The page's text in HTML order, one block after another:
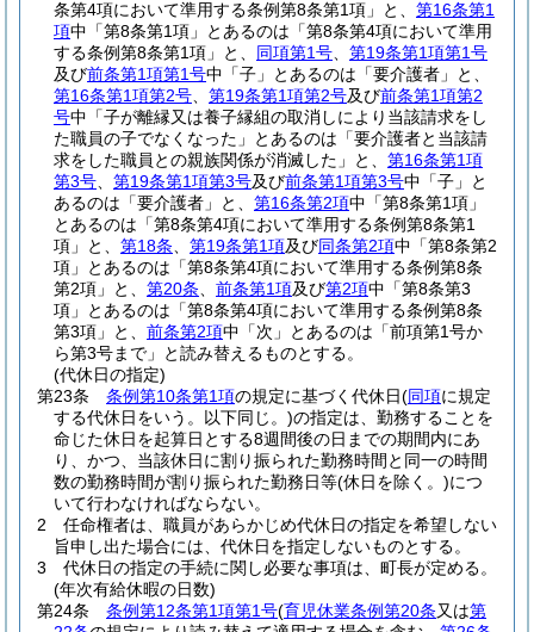
条第4項において準用する条例第8条第1項」と、 第16条第1
項中「第8条第1項」とあるのは「第8条第4項において準用
する条例第8条第1項」と、 同項第1号
第19条第1項第1号
及び前条第1項第1号中「子」とあるのは「要介護者」と、
第16条第1項第2号
第19条第1項第2号及び前条第1項第2
号中「子が離縁又は養子縁組の取消しにより当該請求をし
た職員の子でなくなった」とあるのは「要介護者と当該請
求をした職員との親族関係が消滅した」と、 第16条第1項
第3号
第19条第1項第3号及び前条第1項第3号中「子」と
あるのは「要介護者」と、 第16条第2項中「第8条第1項」
とあるのは「第8条第4項において準用する条例第8条第1
項」と、 第18条 第19条第1項及び同条第2項中「第8条第2
項」とあるのは「第8条第4項において準用する条例第8条
第2項」と、 第20条 前条第1項及び第2項中「第8条第3
項」とあるのは「第8条第4項において準用する条例第8条
第3項」と、 前条第2項中「次」とあるのは「前項第1号か
ら第3号まで」と読み替えるものとする。
(代休日の指定)
第23条
条例第10条第1項の規定に基づく代休日(同項に規定
する代休日をいう。以下同じ。)の指定は、勤務することを
命じた休日を起算日とする8週間後の日までの期間内にあ
り、かつ、当該休日に割り振られた勤務時間と同一の時間
数の勤務時間が割り振られた勤務日等(休日を除く。)につ
いて行わなければならない。
2
任命権者は、職員があらかじめ代休日の指定を希望しない
旨申し出た場合には、代休日を指定しないものとする。
3
代休日の指定の手続に関し必要な事項は、町長が定める。
(年次有給休暇の日数)
第24条
条例第12条第1項第1号(育児休業条例第20条又は第